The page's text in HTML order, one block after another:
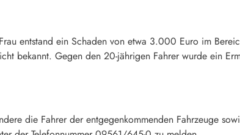
entstand ein Schaden von etwa 3.000 Euro im
bekannt. Gegen den 20-jährigen Fahrer wurde ein
die Fahrer der entgegenkommenden Fahrzeuge